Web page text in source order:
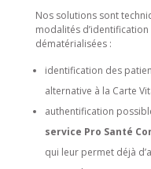
Nos solutions sont
modalités
dématérialisées :
identification des
alternative à la Carte
authentification
service Pro Santé
qui leur permet déjà